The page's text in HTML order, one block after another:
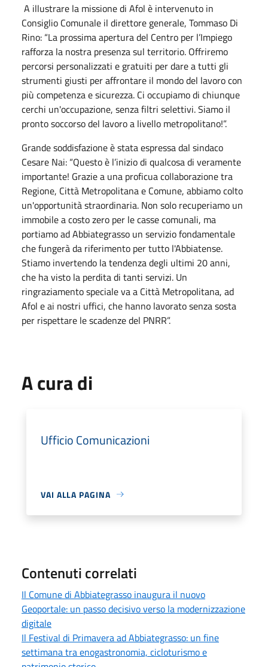
A illustrare la missione di Afol è intervenuto in
Consiglio Comunale il direttore generale, Tommaso Di
Rino: “La prossima apertura del Centro per l’Impiego
rafforza la nostra presenza sul territorio. Offriremo
percorsi personalizzati e gratuiti per dare a tutti gli
strumenti giusti per affrontare il mondo del lavoro con
più competenza e sicurezza. Ci occupiamo di chiunque
cerchi un'occupazione, senza filtri selettivi. Siamo il
pronto soccorso del lavoro a livello metropolitano!”.
Grande soddisfazione è stata espressa dal sindaco
Cesare Nai: “Questo è l’inizio di qualcosa di veramente
importante! Grazie a una proficua collaborazione tra
Regione, Città Metropolitana e Comune, abbiamo colto
un'opportunità straordinaria. Non solo recuperiamo un
immobile a costo zero per le casse comunali, ma
portiamo ad Abbiategrasso un servizio fondamentale
che fungerà da riferimento per tutto l'Abbiatense.
Stiamo invertendo la tendenza degli ultimi 20 anni,
che ha visto la perdita di tanti servizi. Un
ringraziamento speciale va a Città Metropolitana, ad
Afol e ai nostri uffici, che hanno lavorato senza sosta
per rispettare le scadenze del PNRR”.
A cura di
Ufficio Comunicazioni
VAI ALLA PAGINA
Contenuti correlati
Il Comune di Abbiategrasso inaugura il nuovo
Geoportale: un passo decisivo verso la modernizzazione
digitale
Il Festival di Primavera ad Abbiategrasso: un fine
settimana tra enogastronomia, cicloturismo e